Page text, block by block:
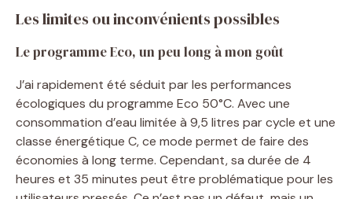
Les limites ou inconvénients possibles
Le programme Eco, un peu long à mon goût
J’ai rapidement été séduit par les performances
écologiques du programme Eco 50°C. Avec une
consommation d’eau limitée à 9,5 litres par cycle et une
classe énergétique C, ce mode permet de faire des
économies à long terme. Cependant, sa durée de 4
heures et 35 minutes peut être problématique pour les